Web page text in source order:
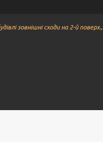
зовнішні сходи на 2-й поверх.,